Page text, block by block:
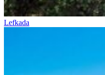
Lefkada